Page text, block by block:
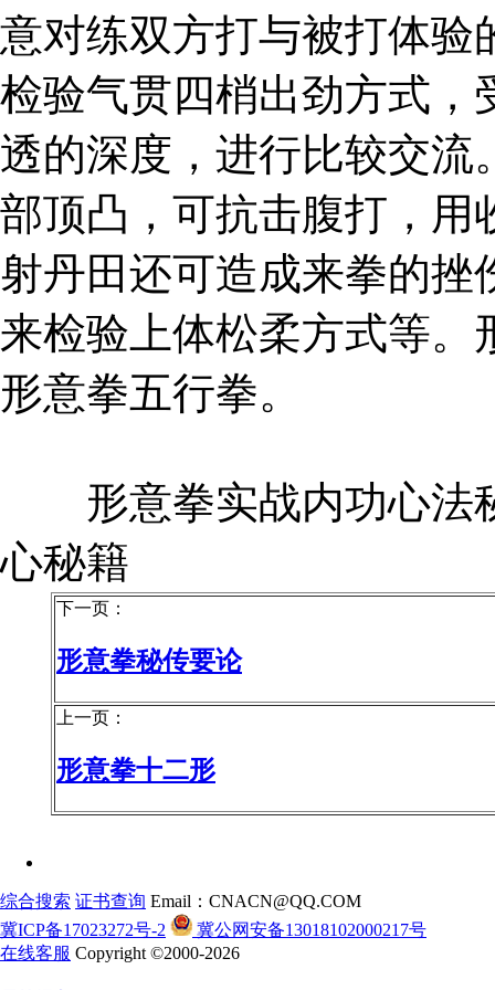
意对练双方打与被打体验
检验气贯四梢出劲方式，
透的深度，进行比较交流
部顶凸，可抗击腹打，用
射丹田还可造成来拳的挫
来检验上体松柔方式等。
形意拳五行拳。
形意拳实战内功心法
心秘籍
下一页：
形意拳秘传要论
上一页：
形意拳十二形
综合搜索 证书查询 Email：CNACN@QQ.COM
冀ICP备17023272号-2
冀公网安备13018102000217号
在线客服 Copyright ©2000-2026